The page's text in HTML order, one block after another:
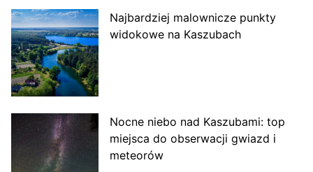
Najbardziej malownicze punkty
widokowe na Kaszubach
Nocne niebo nad Kaszubami: top
miejsca do obserwacji gwiazd i
meteorów